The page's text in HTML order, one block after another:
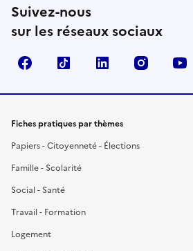
Suivez-nous
sur les réseaux sociaux
FacebookTikTok LinkedIn
Fiches pratiques par thèmes
Papiers - Citoyenneté - Élections
Famille - Scolarité
Social - Santé
Travail - Formation
Logement